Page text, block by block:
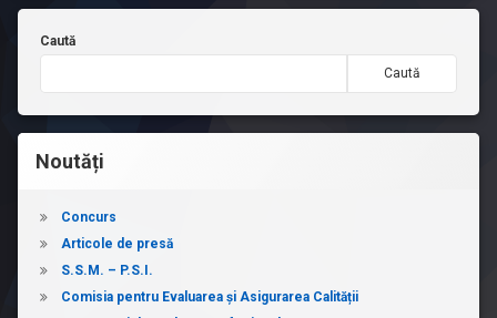
Caută
Caută
Noutăți
Concurs
Articole de presă
S.S.M. – P.S.I.
Comisia pentru Evaluarea și Asigurarea Calității